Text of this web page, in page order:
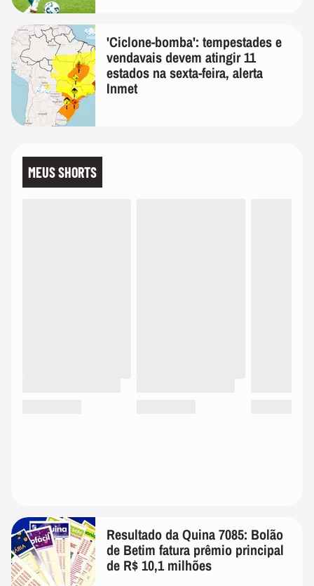
'Ciclone-bomba': tempestades e
vendavais devem atingir 11
estados na sexta-feira, alerta
Inmet
MEUS SHORTS
Resultado da Quina 7085: Bolão
de Betim fatura prêmio principal
de R$ 10,1 milhões